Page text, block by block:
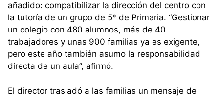
añadido: compatibilizar la dirección del centro con
la tutoría de un grupo de 5º de Primaria. “Gestionar
un colegio con 480 alumnos, más de 40
trabajadores y unas 900 familias ya es exigente,
pero este año también asumo la responsabilidad
directa de un aula”, afirmó.
El director trasladó a las familias un mensaje de